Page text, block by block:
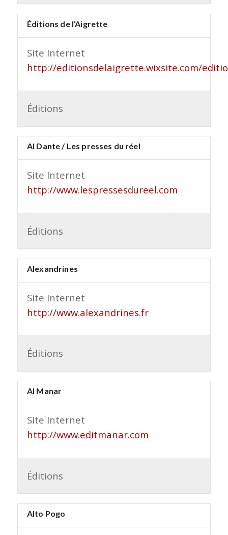
Éditions de l'Aigrette
Site Internet
http://editionsdelaigrette.wixsite.com/
Éditions
Al Dante / Les presses du réel
Site Internet
http://www.lespressesdureel.com
Éditions
Alexandrines
Site Internet
http://www.alexandrines.fr
Éditions
Al Manar
Site Internet
http://www.editmanar.com
Éditions
Alto Pogo